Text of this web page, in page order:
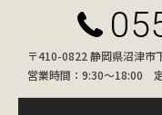
〒410-0822 静岡県沼津市
営業時間：9:30〜18:00